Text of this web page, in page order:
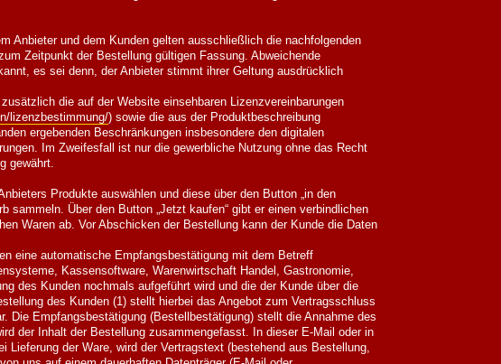
Anbieter und dem Kunden gelten ausschließlich die nachfolgenden
Zeitpunkt der Bestellung gültigen Fassung. Abweichende
es sei denn, der Anbieter stimmt ihrer Geltung ausdrücklich
die auf der Website einsehbaren Lizenzvereinbarungen
lizenzbestimmung/) sowie die aus der Produktbeschreibung
ergebenden Beschränkungen insbesondere den digitalen
Im Zweifesfall ist nur die gewerbliche Nutzung ohne das Recht
gewährt.
Produkte auswählen und diese über den Button „in den
sammeln. Über den Button „Jetzt kaufen“ gibt er einen verbindlichen
Waren ab. Vor Abschicken der Bestellung kann der Kunde die Daten
eine automatische Empfangsbestätigung mit dem Betreff
Kassensoftware, Warenwirtschaft Handel, Gastronomie,
des Kunden nochmals aufgeführt wird und die der Kunde über die
des Kunden (1) stellt hierbei das Angebot zum Vertragsschluss
Die Empfangsbestätigung (Bestellbestätigung) stellt die Annahme des
der Inhalt der Bestellung zusammengefasst. In dieser E-Mail oder in
Lieferung der Ware, wird der Vertragstext (bestehend aus Bestellung,